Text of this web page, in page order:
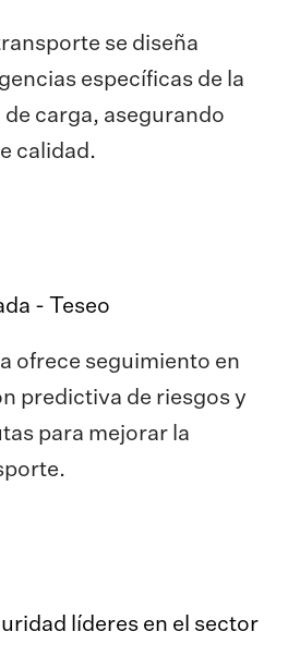
se diseña
específicas de la
carga, asegurando
calidad.
- Teseo
ofrece seguimiento en
predictiva de riesgos y
para mejorar la
líderes en el sector